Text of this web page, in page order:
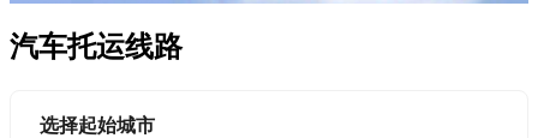
汽车托运线路
选择起始城市